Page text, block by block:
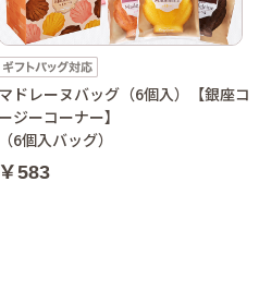
マドレーヌバッグ（6個入）【銀座コ
ージーコーナー】
（6個入バッグ）
￥583